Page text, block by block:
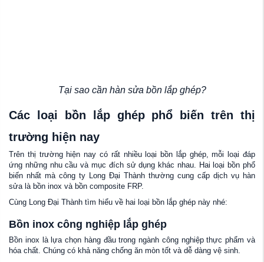
Tại sao cần hàn sửa bồn lắp ghép?
Các loại bồn lắp ghép phổ biến trên thị
trường hiện nay
Trên thị trường hiện nay có rất nhiều loại bồn lắp ghép, mỗi loại đáp
ứng những nhu cầu và mục đích sử dụng khác nhau. Hai loại bồn phổ
biến nhất mà công ty Long Đại Thành thường cung cấp dịch vụ hàn
sửa là bồn inox và bồn composite FRP.
Cùng Long Đại Thành tìm hiểu về hai loại bồn lắp ghép này nhé:
Bồn inox công nghiệp lắp ghép
Bồn inox là lựa chọn hàng đầu trong ngành công nghiệp thực phẩm và
hóa chất. Chúng có khả năng chống ăn mòn tốt và dễ dàng vệ sinh.